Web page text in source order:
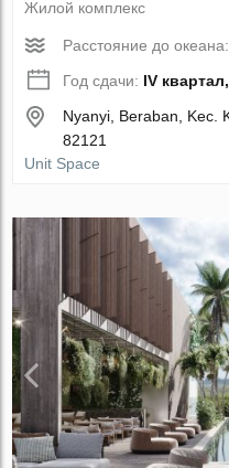
Жилой комплекс
Расстояние до
Год сдачи: IV
Nyanyi, Beraban, Kec.
82121
Unit Space